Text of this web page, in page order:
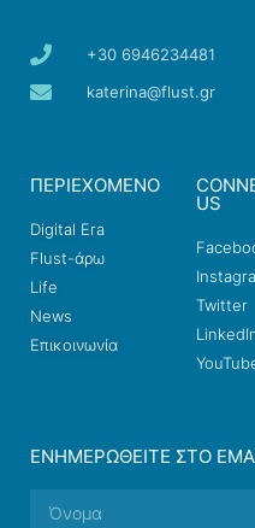
+30 6946234481
katerina@flust.gr
ΠΕΡΙΕΧΟΜΕΝΟ
Digital Era
Flust-άρω
Life
News
Επικοινωνία
US
Twitter
ΕΝΗΜΕΡΩΘΕΊΤΕ ΣΤΟ